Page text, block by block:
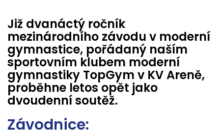
Již dvanáctý ročník
mezinárodního závodu v moderní
gymnastice, pořádaný naším
sportovním klubem moderní
gymnastiky TopGym v KV Areně,
proběhne letos opět jako
dvoudenní soutěž.
Závodnice: